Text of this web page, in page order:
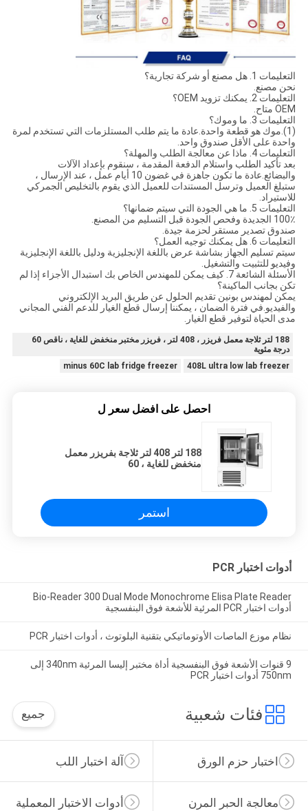
التعليمات 1. هل مصنع أو شركة تجارية؟
نحن مصنع.
التعليمات 2. يمكنك تزويد OEM؟
OEM متاح.
التعليمات 3. ما وموك؟
(1).موك هو قطعة واحدة.عادة ما يتم طلب المستلزمات التي تستخدم لمرة
واحدة على الأقل صندوق واحد.
التعليمات 4. ماذا عن معالجة الطلب والمهلة؟
بعد تأكيد الطلب واستلام الدفعة المقدمة ، سنقوم بإعداد الآلات
والبضائع.عادة ما تكون جاهزة في غضون 10 أيام عمل ، عند الإرسال ،
ستبلغ العميل وترسل المستندات للعميل الذي يقوم بالتخليص الجمركي
للاستيراد.
التعليمات 5. ما هي الجودة التي سيتم ضمانها؟
100٪ الجديدة وفحص الجودة قبل التسليم من المصنع.
صندوق تصدير مستقر لحزمة جيدة.
التعليمات 6. هل يمكنك توجيه العمل؟
سيتم تسليم الجهاز بشاشة عرض باللغة الإنجليزية ودليل باللغة الإنجليزية
وفيديو للتثبيت والتشغيل.
الأسئلة الشائعة 7. كيف يمكن للمهندس الخاص بك استبدال الأجزاء إذا لم
تكن بجانب الماكينة؟
يمكن لمهندس بونين تقديم الحلول عن طريق البريد الإلكتروني
والفيديو.في فترة الضمان ، يمكننا إرسال قطع الغيار للدعم الفني المجاني
مدى الحياة لتوفير قطع الغيار.
188 لتر ثلاجة معمل فريزر ، 408 لتر ، فريزر مختبر منخفض للغاية ، ناقص 60
درجة مئوية
408L ultra low lab freezer
minus 60C lab fridge freezer
احصل على افضل سعر ل
188 لتر 408 لتر ثلاجة بفريزر معمل
منخفض للغاية ، 60
استمر
أدوات اختبار PCR
Bio-Reader 300 Dual Mode Monochrome Elisa Plate Reader
أدوات اختبار PCR المرئية للأشعة فوق البنفسجية
نظام موزع الماصات الأوتوماتيكي بتقنية البلوتوث ، أدوات اختبار PCR
9 قنوات الأشعة فوق البنفسجية أداة مختبر إليسا المرئية 340nm إلى
750nm أدوات اختبار PCR
فئات شعبية جميع
آلة اختبار اللب اختبار حزم الورق
أدوات الاختبار المعملية معالجة الحبر المرن